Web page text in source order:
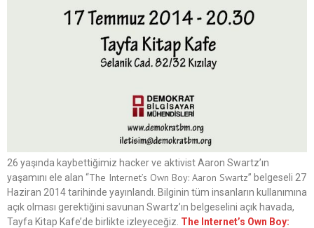
26 yaşında kaybettiğimiz hacker ve aktivist Aaron Swartz’ın
yaşamını ele alan “The Internet’s Own Boy: Aaron Swartz” belgeseli 27
Haziran 2014 tarihinde yayınlandı. Bilginin tüm insanların kullanımına
açık olması gerektiğini savunan Swartz’ın belgeselini açık havada,
Tayfa Kitap Kafe’de birlikte izleyeceğiz. The Internet’s Own Boy: